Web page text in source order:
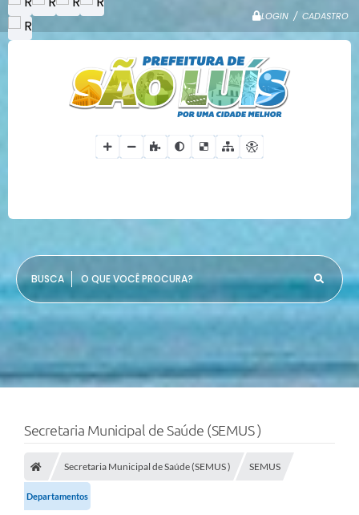
LOGIN / CADASTRO
O QUE VOCÊ PROCURA?
Secretaria Municipal de Saúde (SEMUS )
Secretaria Municipal de Saúde (SEMUS ) SEMUS
Departamentos